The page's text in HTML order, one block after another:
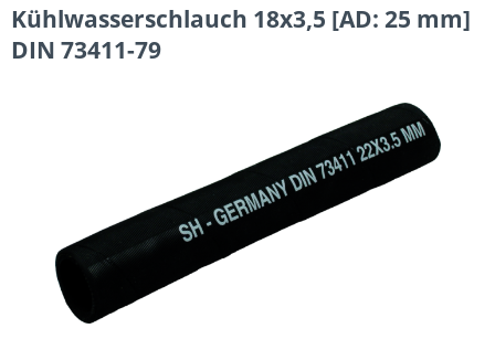
Kühlwasserschlauch 18x3,5 [AD: 25 mm]
DIN 73411-79